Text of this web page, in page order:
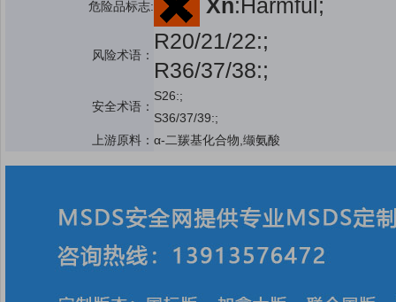
危险品标志: Xn:Harmful;
风险术语：
R20/21/22:;
R36/37/38:;
安全术语：
S26:;
S36/37/39:;
上游原料： α-二羰基化合物,缬氨酸